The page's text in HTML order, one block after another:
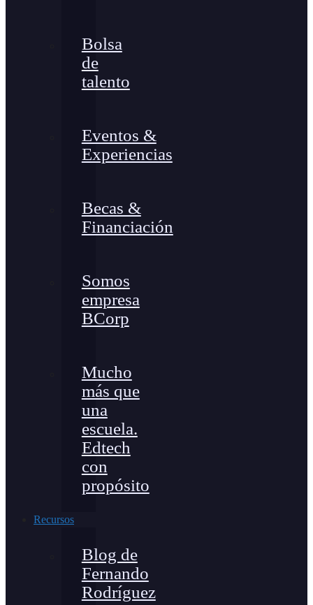
Bolsa
de
talento
Eventos &
Experiencias
Becas &
Financiación
Somos
empresa
BCorp
Mucho
más que
una
escuela.
Edtech
con
propósito
Recursos
Blog de
Fernando
Rodríguez